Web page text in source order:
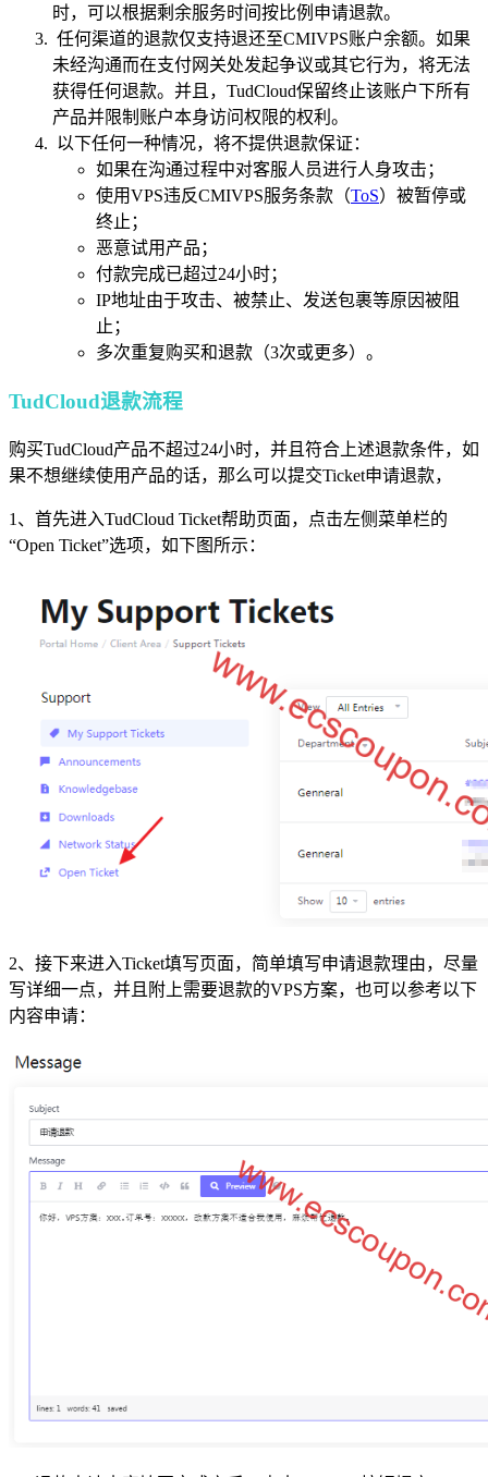
时，可以根据剩余服务时间按比例申请退款。
任何渠道的退款仅支持退还至CMIVPS账户余额。如果
未经沟通而在支付网关处发起争议或其它行为，将无法
获得任何退款。并且，TudCloud保留终止该账户下所有
产品并限制账户本身访问权限的权利。
以下任何一种情况，将不提供退款保证：
如果在沟通过程中对客服人员进行人身攻击；
使用VPS违反CMIVPS服务条款（ToS）被暂停或
终止；
恶意试用产品；
付款完成已超过24小时；
IP地址由于攻击、被禁止、发送包裹等原因被阻
止；
多次重复购买和退款（3次或更多）。
TudCloud退款流程
购买TudCloud产品不超过24小时，并且符合上述退款条件，如
果不想继续使用产品的话，那么可以提交Ticket申请退款，
1、首先进入TudCloud Ticket帮助页面，点击左侧菜单栏的
“Open Ticket”选项，如下图所示：
2、接下来进入Ticket填写页面，简单填写申请退款理由，尽量
写详细一点，并且附上需要退款的VPS方案，也可以参考以下
内容申请：